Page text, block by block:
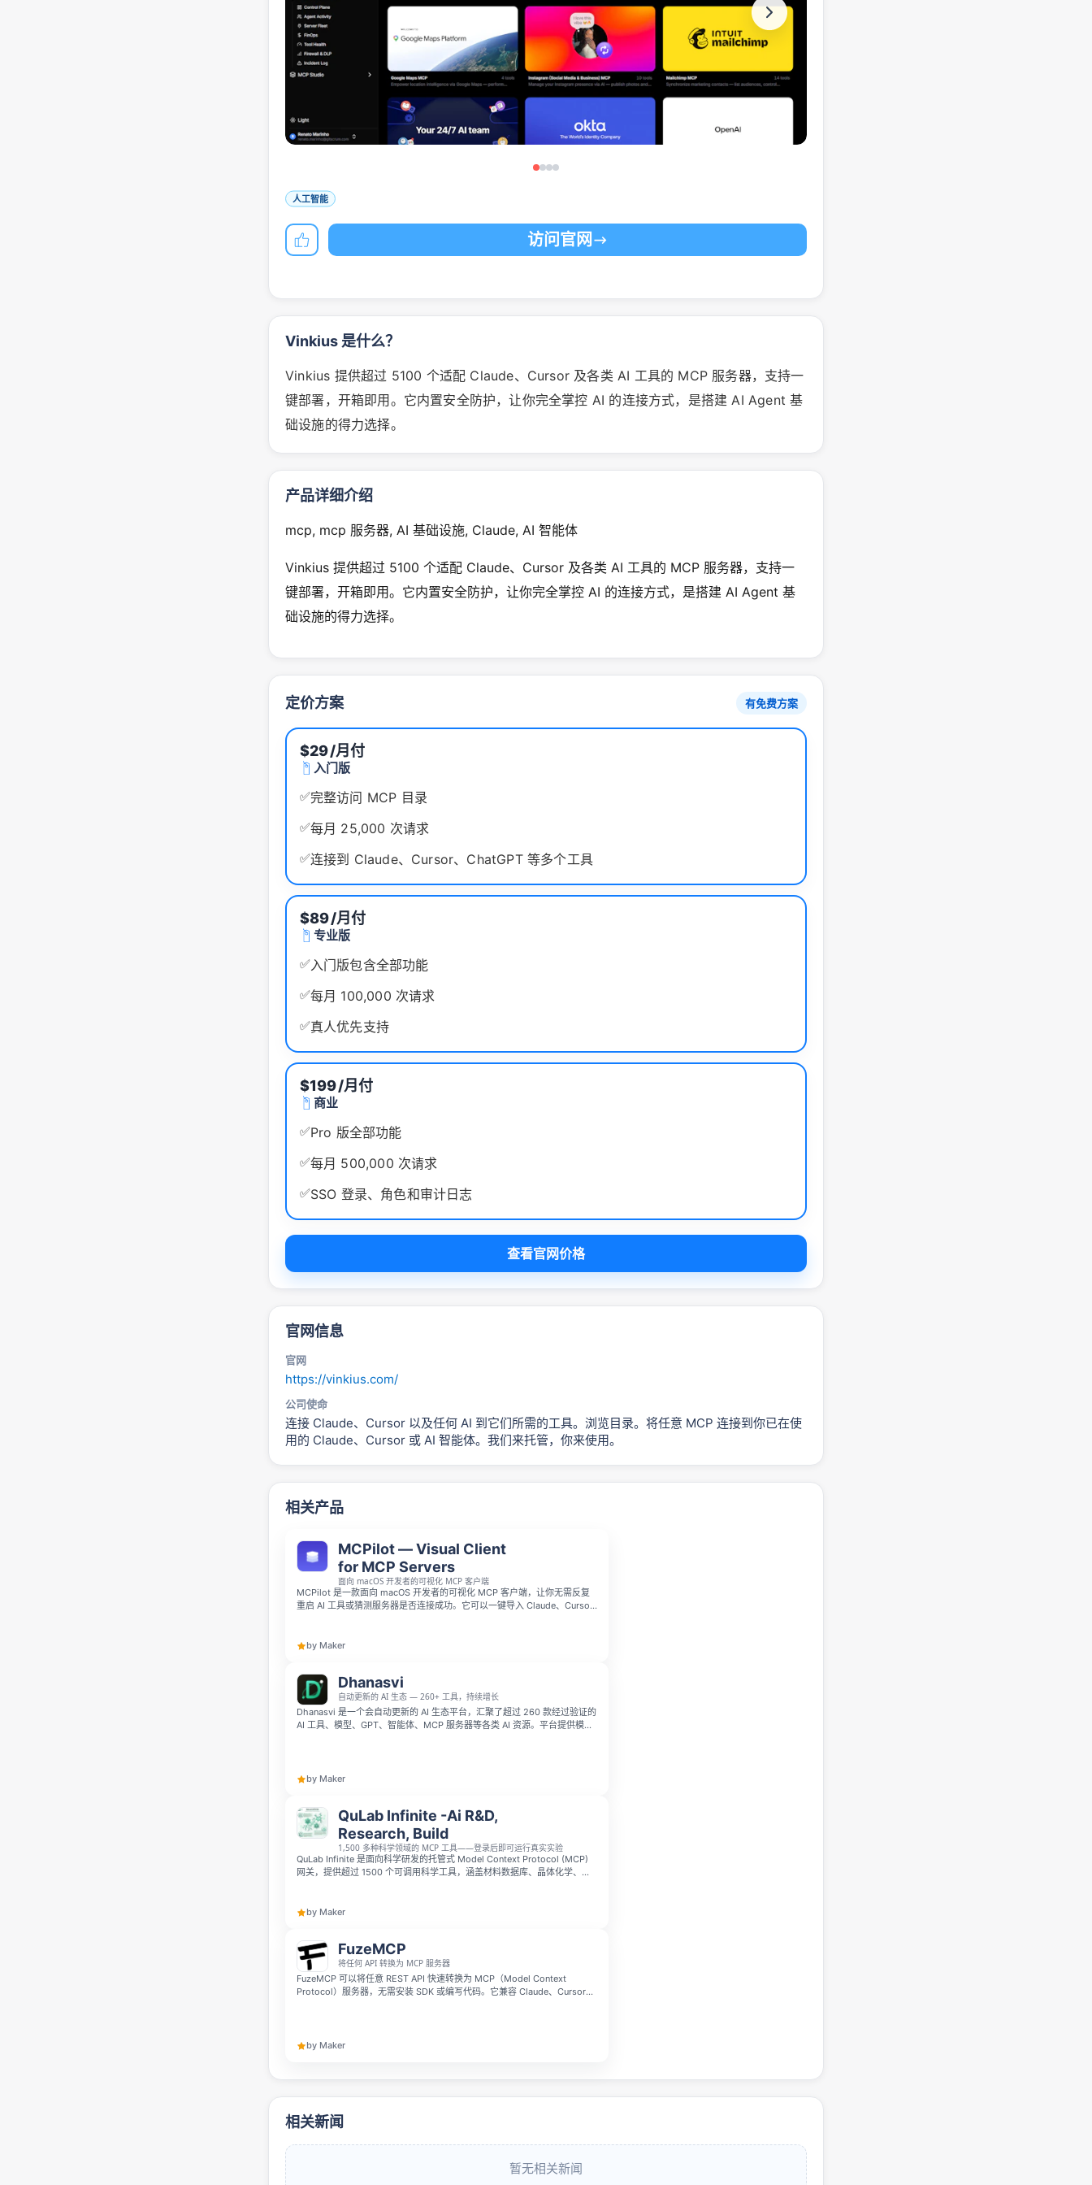
人工智能
访问官网
Vinkius 是什么？
Vinkius 提供超过 5100 个适配 Claude、Cursor 及各类 AI 工具的 MCP 服务器，支持一
键部署，开箱即用。它内置安全防护，让你完全掌控 AI 的连接方式，是搭建 AI Agent 基
础设施的得力选择。
产品详细介绍
mcp, mcp 服务器, AI 基础设施, Claude, AI 智能体
Vinkius 提供超过 5100 个适配 Claude、Cursor 及各类 AI 工具的 MCP 服务器，支持一
键部署，开箱即用。它内置安全防护，让你完全掌控 AI 的连接方式，是搭建 AI Agent 基
础设施的得力选择。
定价方案 有免费方案
$29/月付
入门版
✅完整访问 MCP 目录
✅每月 25,000 次请求
✅连接到 Claude、Cursor、ChatGPT 等多个工具
$89/月付
专业版
✅入门版包含全部功能
✅每月 100,000 次请求
✅真人优先支持
$199/月付
商业
✅Pro 版全部功能
✅每月 500,000 次请求
✅SSO 登录、角色和审计日志
查看官网价格
官网信息
官网
https://vinkius.com/
公司使命
连接 Claude、Cursor 以及任何 AI 到它们所需的工具。浏览目录。将任意 MCP 连接到你已在使
用的 Claude、Cursor 或 AI 智能体。我们来托管，你来使用。
相关产品
MCPilot — Visual Client
for MCP Servers
面向 macOS 开发者的可视化 MCP 客户端
MCPilot 是一款面向 macOS 开发者的可视化 MCP 客户端，让你无需反复
重启 AI 工具或猜测服务器是否连接成功。它可以一键导入 Claude、Cursor
买模式，包含未来更新。
by Maker
Dhanasvi
自动更新的 AI 生态 — 260+ 工具，持续增长
Dhanasvi 是一个会自动更新的 AI 生态平台，汇聚了超过 260 款经过验证的
AI 工具、模型、GPT、智能体、MCP 服务器等各类 AI 资源。平台提供模型
by Maker
QuLab Infinite -Ai R&D,
Research, Build
1,500 多种科学领域的 MCP 工具——登录后即可运行真实实验
QuLab Infinite 是面向科学研发的托管式 Model Context Protocol (MCP)
网关，提供超过 1500 个可调用科学工具，涵盖材料数据库、晶体化学、热
校验和产物，支持 Claude、Cursor 以及任何 HTTP MCP 客户端，登录即
by Maker
FuzeMCP
将任何 API 转换为 MCP 服务器
FuzeMCP 可以将任意 REST API 快速转换为 MCP（Model Context
Protocol）服务器，无需安装 SDK 或编写代码。它兼容 Claude、Cursor、
by Maker
相关新闻
暂无相关新闻